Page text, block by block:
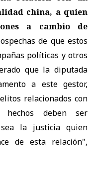
china, a quien
a cambio de
de que estos
políticas y otros
que la diputada
a este gestor,
relacionados con
hechos deben ser
la justicia quien
de esta relación",